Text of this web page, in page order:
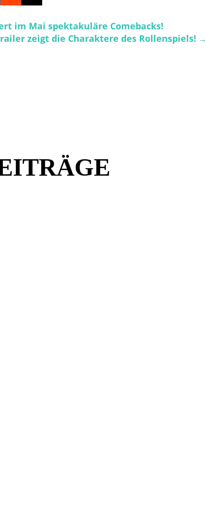
im Mai spektakuläre Comebacks!
zeigt die Charaktere des Rollenspiels!